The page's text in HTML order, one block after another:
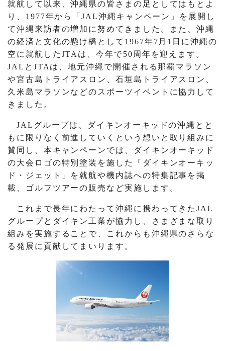
就航して以来、沖縄県の皆さまの足としてはもとよ
り、1977年から「JAL沖縄キャンペーン」を展開し
て沖縄来訪者の増加に努めてきました。また、沖縄
の経済と文化の懸け橋として1967年7月1日に沖縄の
空に就航したJTAは、今年で50周年を迎えます。
JALとJTAは、地元沖縄で開催される那覇マラソン
や宮古島トライアスロン、石垣島トライアスロン、
久米島マラソンなどのスポーツイベントに協力して
きました。
JALグループは、ダイキンオーキッドの沖縄とと
もに限りなく前進していくという想いと取り組みに
賛同し、本キャンペーンでは、ダイキンオーキッド
の大会ロゴの特別塗装を施した「ダイキンオーキッ
ド・ジェット」を就航や機内誌への特集記事を掲
載、ゴルフツアーの販売など実施します。
これまで長年にわたって沖縄に携わってきたJAL
グループとダイキン工業が協力し、さまざまな取り
組みを実施することで、これからも沖縄県のさらな
る発展に貢献してまいります。